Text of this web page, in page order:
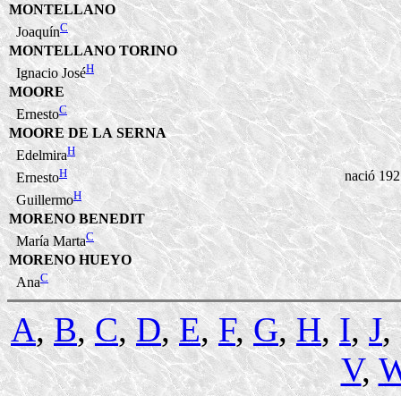
MONTELLANO
JoaquínC
MONTELLANO TORINO
Ignacio JoséH
MOORE
ErnestoC
MOORE DE LA SERNA
EdelmiraH
ErnestoH
nació
GuillermoH
MORENO BENEDIT
María MartaC
MORENO HUEYO
AnaC
A,B,C,D,E,F,G,H,I,J,
V,